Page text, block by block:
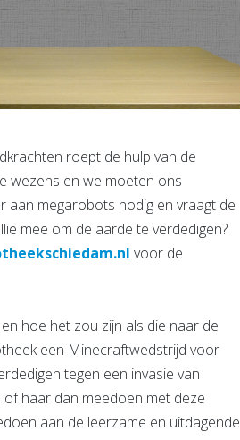
roept de hulp van de
wezens en we moeten ons
aan megarobots nodig en vraagt de
mee om de aarde te verdedigen?
voor de
hoe het zou zijn als die naar de
een Minecraftwedstrijd voor
tegen een invasie van
haar dan meedoen met deze
aan de leerzame en uitdagende